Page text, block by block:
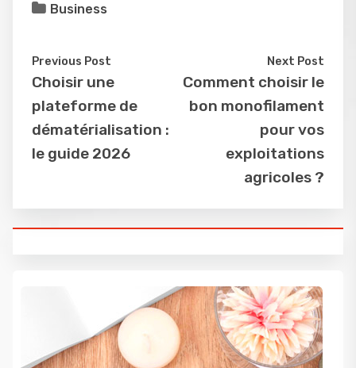
Business
Previous Post
Choisir une
plateforme de
dématérialisation :
le guide 2026
Next Post
Comment choisir le
bon monofilament
pour vos
exploitations
agricoles ?